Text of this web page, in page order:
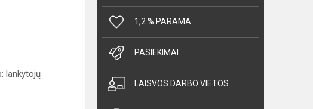
lankytojų
1,2 % PARAMA
PASIEKIMAI
LAISVOS DARBO VIETOS